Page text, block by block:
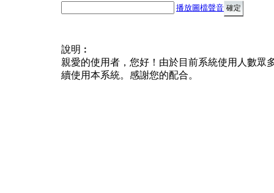
播放圖檔聲音
說明︰
親愛的使用者，您好！由於目前系統使用人數眾
續使用本系統。感謝您的配合。